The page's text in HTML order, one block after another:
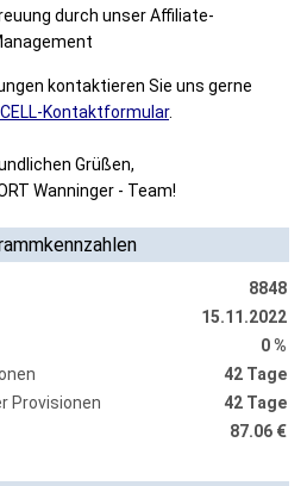
durch unser Affiliate-
kontaktieren Sie uns gerne
Kontaktformular.
Grüßen,
Wanninger - Team!
8848
15.11.2022
0 %
42 Tage
Provisionen
42 Tage
87.06 €